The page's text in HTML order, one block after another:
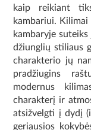
kaip reikiant
kambariui.
kambaryje
džiunglių stiliaus
charakterio jų
pradžiugins
modernus
charakterį ir
atsižvelgti į dydį
geriausios